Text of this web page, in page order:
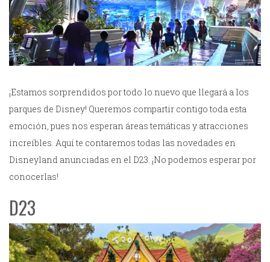
¡Estamos sorprendidos por todo lo nuevo que llegará a los
parques de Disney! Queremos compartir contigo toda esta
emoción, pues nos esperan áreas temáticas y atracciones
increíbles. Aquí te contaremos todas las novedades en
Disneyland anunciadas en el D23. ¡No podemos esperar por
conocerlas!
D23